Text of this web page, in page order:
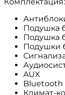
Подушка
Подушка
Подушки
AUX
Bluetooth
Климат-